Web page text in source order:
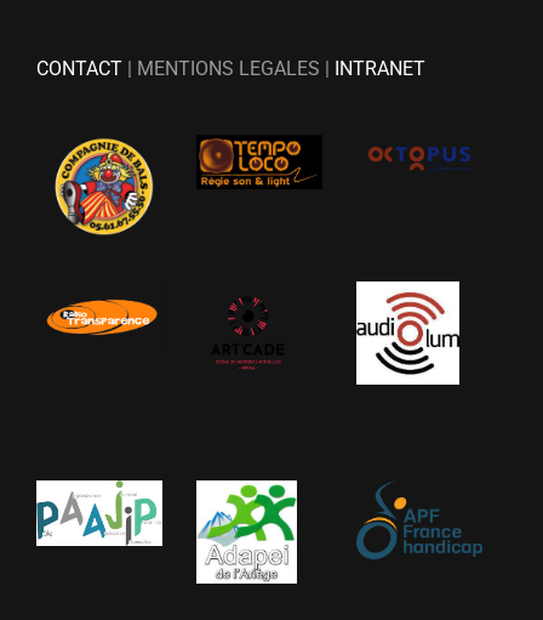
CONTACT | MENTIONS LEGALES | INTRANET